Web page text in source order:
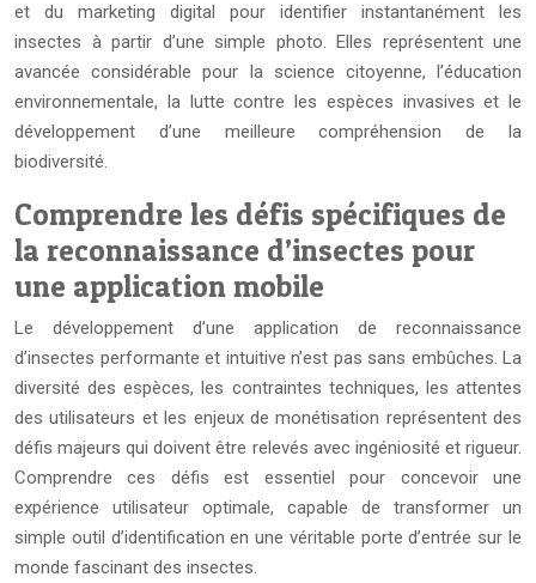
et du marketing digital pour identifier instantanément les
insectes à partir d’une simple photo. Elles représentent une
avancée considérable pour la science citoyenne, l’éducation
environnementale, la lutte contre les espèces invasives et le
développement d’une meilleure compréhension de la
biodiversité.
Comprendre les défis spécifiques de
la reconnaissance d’insectes pour
une application mobile
Le développement d’une application de reconnaissance
d’insectes performante et intuitive n’est pas sans embûches. La
diversité des espèces, les contraintes techniques, les attentes
des utilisateurs et les enjeux de monétisation représentent des
défis majeurs qui doivent être relevés avec ingéniosité et rigueur.
Comprendre ces défis est essentiel pour concevoir une
expérience utilisateur optimale, capable de transformer un
simple outil d’identification en une véritable porte d’entrée sur le
monde fascinant des insectes.